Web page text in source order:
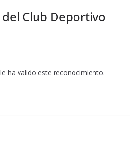
Club Deportivo
ha valido este reconocimiento.